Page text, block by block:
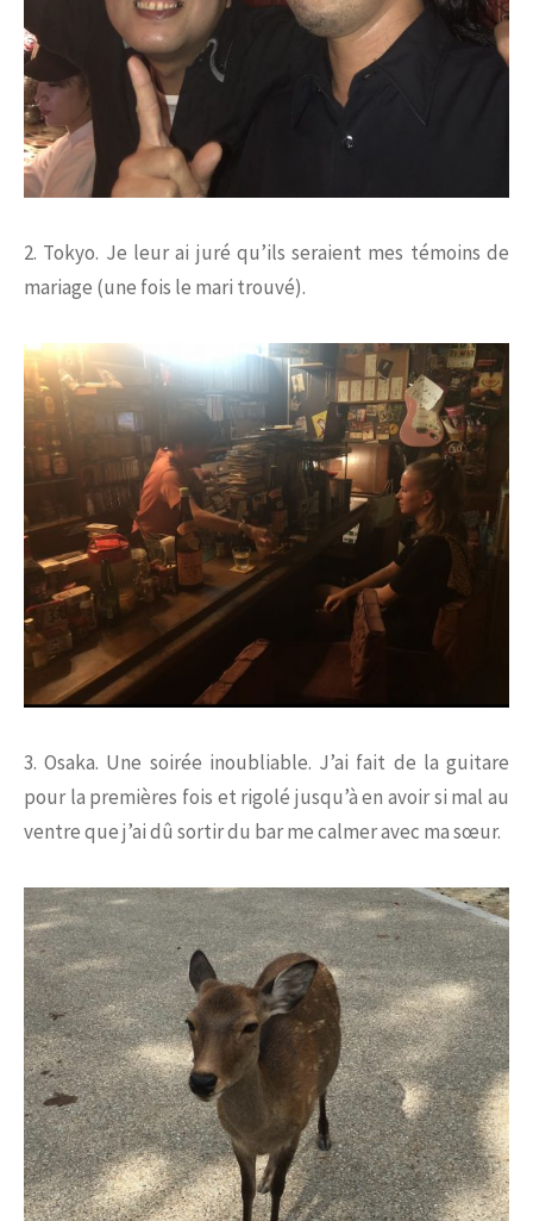
2. Tokyo. Je leur ai juré qu’ils seraient mes témoins de
mariage (une fois le mari trouvé).
3. Osaka. Une soirée inoubliable. J’ai fait de la guitare
pour la premières fois et rigolé jusqu’à en avoir si mal au
ventre que j’ai dû sortir du bar me calmer avec ma sœur.